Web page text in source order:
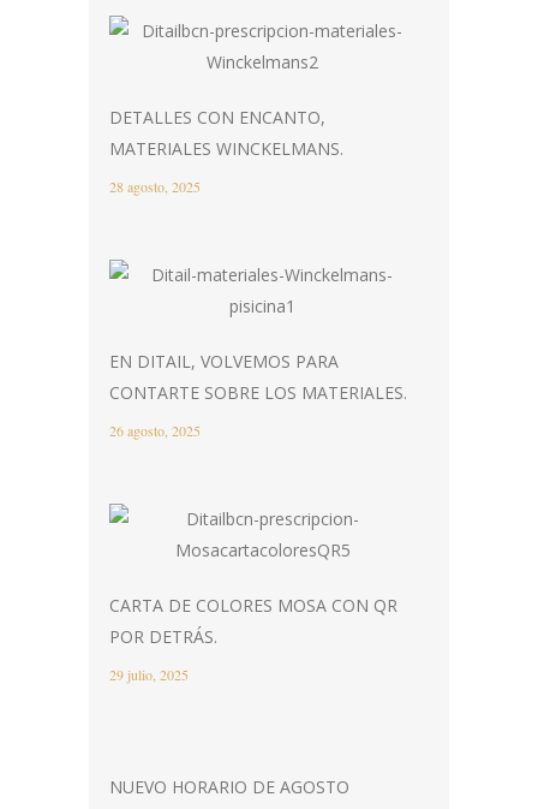
DETALLES CON ENCANTO,
MATERIALES WINCKELMANS.
28 agosto, 2025
EN DITAIL, VOLVEMOS PARA
CONTARTE SOBRE LOS MATERIALES.
26 agosto, 2025
CARTA DE COLORES MOSA CON QR
POR DETRÁS.
29 julio, 2025
NUEVO HORARIO DE AGOSTO